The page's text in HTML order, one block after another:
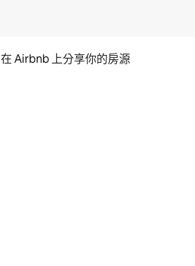
在 Airbnb 上分享你的房源